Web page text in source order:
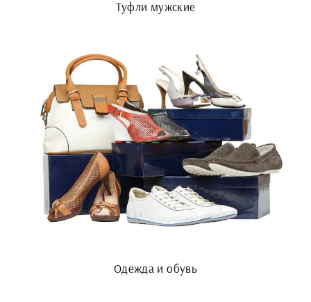
Туфли мужские
Одежда и обувь